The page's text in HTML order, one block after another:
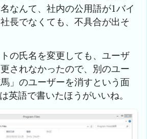
なんて、社内の公用語が1バイ
長でなくても、不具合が出そ
の氏名を変更しても、ユーザ
されなかったので、別のユー
」のユーザーを消すという面
英語で書いたほうがいいね。